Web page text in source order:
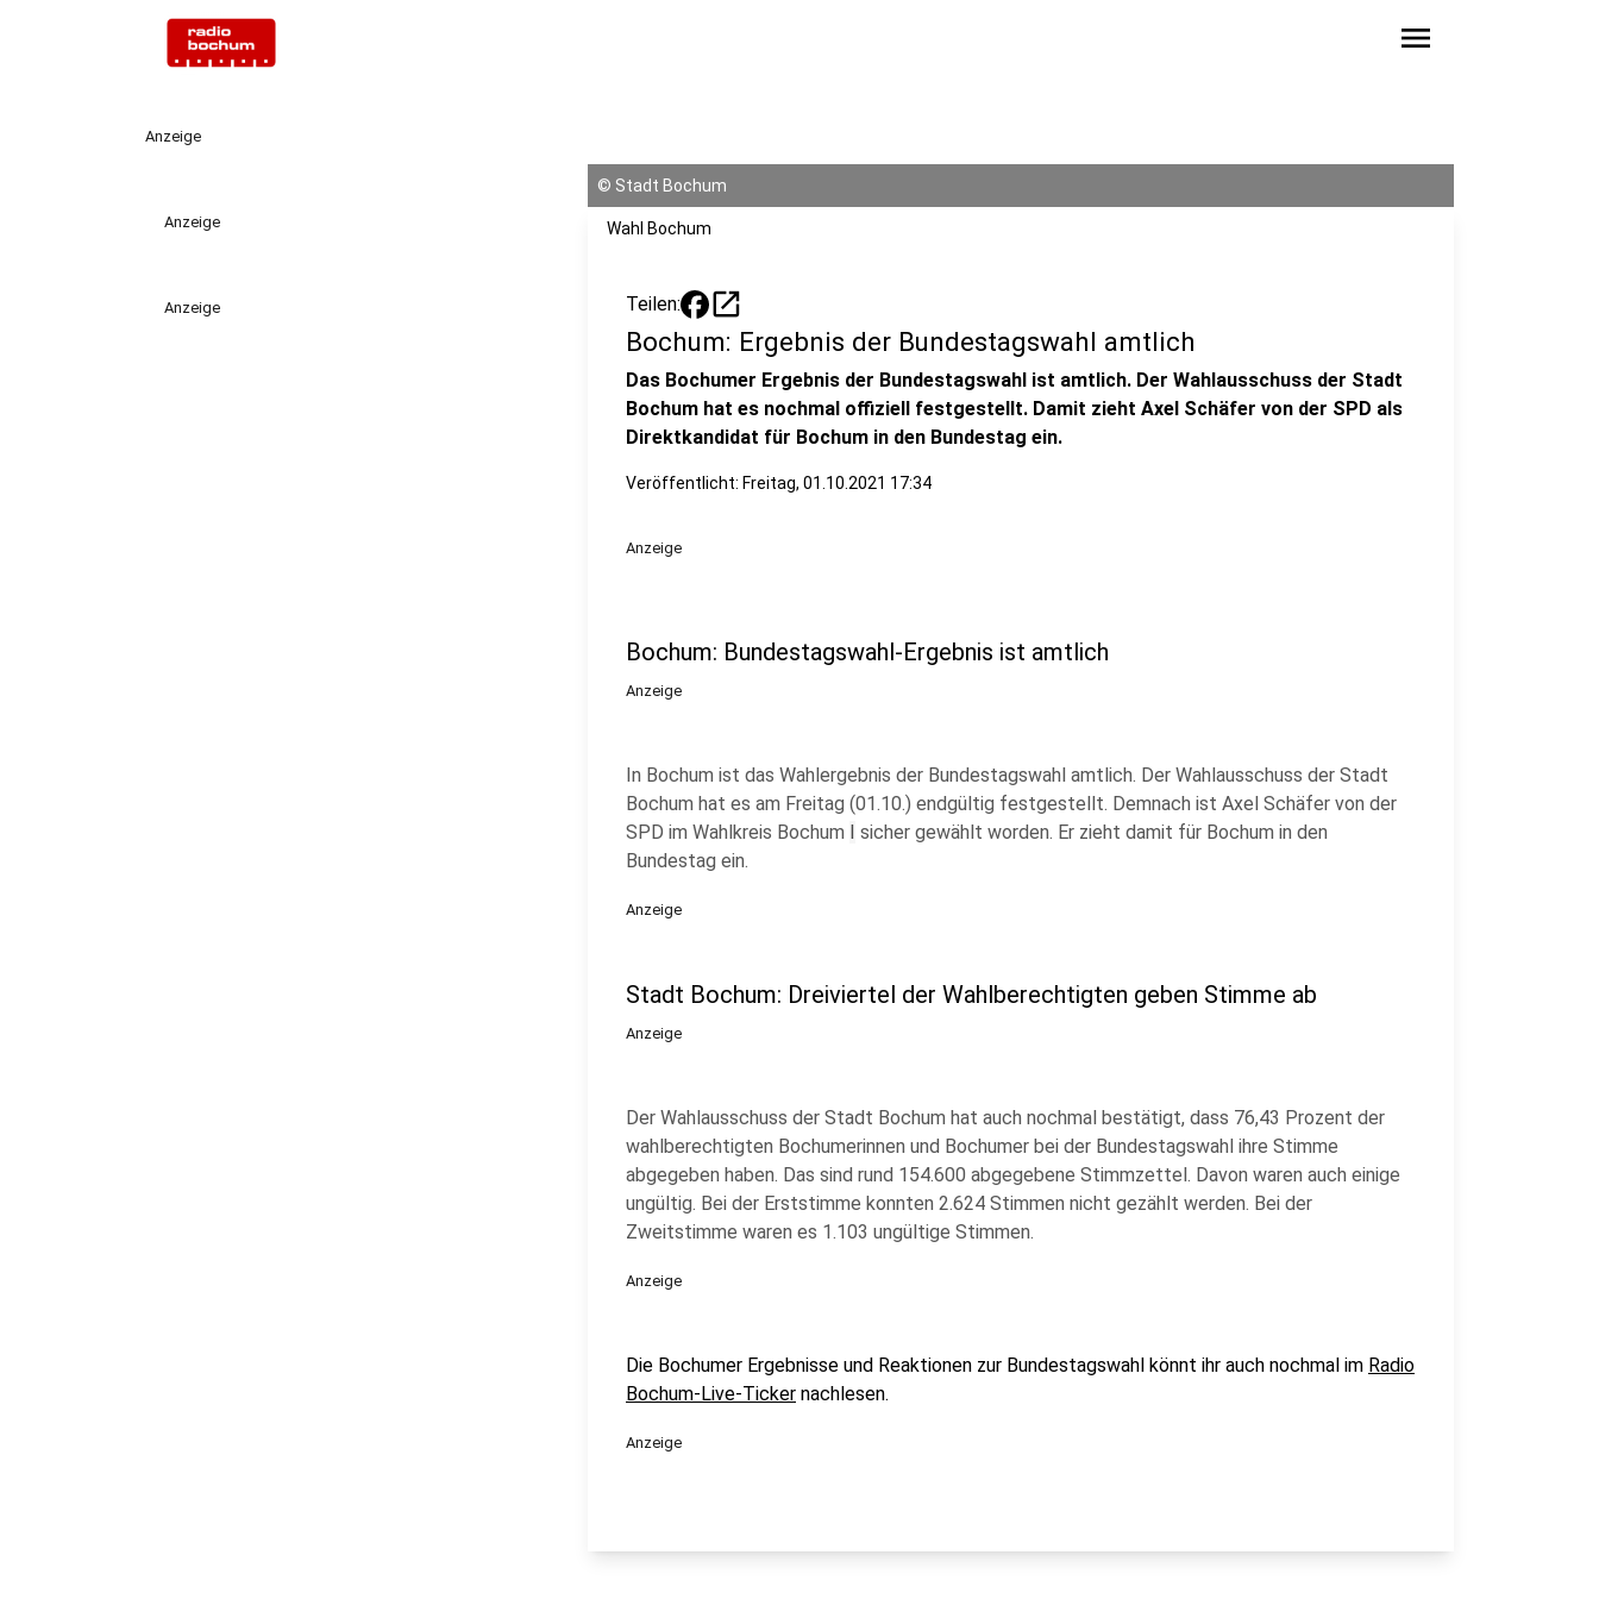
menu
Anzeige
Anzeige
Anzeige
© Stadt Bochum
Wahl Bochum
Teilen: open_in_new
Bochum: Ergebnis der Bundestagswahl amtlich
Das Bochumer Ergebnis der Bundestagswahl ist amtlich. Der Wahlausschuss der Stadt
Bochum hat es nochmal offiziell festgestellt. Damit zieht Axel Schäfer von der SPD als
Direktkandidat für Bochum in den Bundestag ein.
Veröffentlicht: Freitag, 01.10.2021 17:34
Anzeige
Bochum: Bundestagswahl-Ergebnis ist amtlich
Anzeige
In Bochum ist das Wahlergebnis der Bundestagswahl amtlich. Der Wahlausschuss der Stadt
Bochum hat es am Freitag (01.10.) endgültig festgestellt. Demnach ist Axel Schäfer von der
SPD im Wahlkreis Bochum I sicher gewählt worden. Er zieht damit für Bochum in den
Bundestag ein.
Anzeige
Stadt Bochum: Dreiviertel der Wahlberechtigten geben Stimme ab
Anzeige
Der Wahlausschuss der Stadt Bochum hat auch nochmal bestätigt, dass 76,43 Prozent der
wahlberechtigten Bochumerinnen und Bochumer bei der Bundestagswahl ihre Stimme
abgegeben haben. Das sind rund 154.600 abgegebene Stimmzettel. Davon waren auch einige
ungültig. Bei der Erststimme konnten 2.624 Stimmen nicht gezählt werden. Bei der
Zweitstimme waren es 1.103 ungültige Stimmen.
Anzeige
Die Bochumer Ergebnisse und Reaktionen zur Bundestagswahl könnt ihr auch nochmal im Radio
Bochum-Live-Ticker nachlesen.
Anzeige